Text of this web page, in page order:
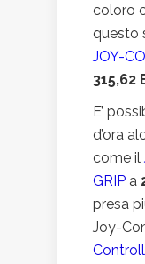
coloro
questo
JOY-
315,62
E’
d’ora
come il
GRIP a
presa
Joy-